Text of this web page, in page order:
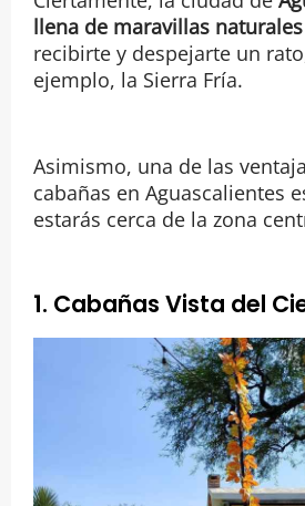
llena de maravillas naturales
recibirte y despejarte un
ejemplo, la Sierra Fría.
Asimismo, una de las
cabañas en Aguascalientes
estarás cerca de la zona
1. Cabañas Vista del